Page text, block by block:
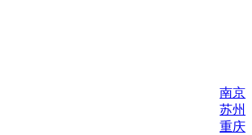
南京
苏州
重庆